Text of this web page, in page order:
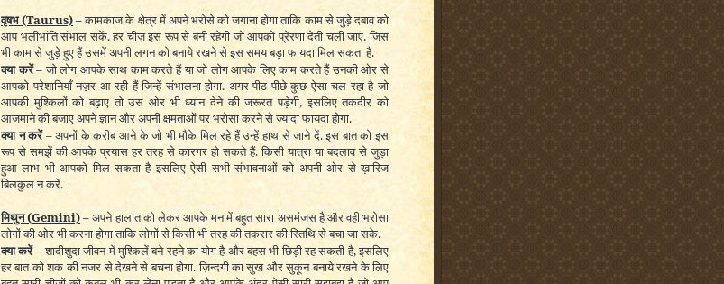
वृषभ(Taurus)–कामकाज के क्षेत्र में अपने भरोसे को जगाना होगा ताकि काम से जुड़े दबाव को
आप भलीभांति संभाल सकें. हर चीज़ इस रूप से बनी रहेगी जो आपको प्रेरणा देती चली जाए. जिस
भी काम से जुड़े हुए हैं उसमें अपनी लगन को बनाये रखने से इस समय बड़ा फायदा मिल सकता है.
क्या करें –जो लोग आपके साथ काम करते हैं या जो लोग आपके लिए काम करते हैं उनकी ओर से
आपको परेशानियाँ नज़र आ रही हैं जिन्हें संभालना होगा. अगर पीठ पीछे कुछ ऐसा चल रहा है जो
आपकी मुश्किलों को बढ़ाए तो उस ओर भी ध्यान देने की जरूरत पड़ेगी, इसलिए तकदीर को
आजमाने की बजाए अपने ज्ञान और अपनी क्षमताओं पर भरोसा करने से ज्यादा फायदा होगा.
क्या न करें –अपनों के करीब आने के जो भी मौके मिल रहे हैं उन्हें हाथ से जाने दें. इस बात को इस
रूप से समझें की आपके प्रयास हर तरह से कारगर हो सकते हैं. किसी यात्रा या बदलाव से जुड़ा
हुआ लाभ भी आपको मिल सकता है इसलिए ऐसी सभी संभावनाओं को अपनी ओर से ख़ारिज
बिलकुल न करें.
मिथुन(Gemini)–अपने हालात को लेकर आपके मन में बहुत सारा असमंजस है और वही भरोसा
लोगों की ओर भी करना होगा ताकि लोगों से किसी भी तरह की तकरार की स्तिथि से बचा जा सके.
क्या करें –शादीशुदा जीवन में मुश्किलें बने रहने का योग है और बहस भी छिड़ी रह सकती है, इसलिए
हर बात को शक की नजर से देखने से बचना होगा. ज़िन्दगी का सुख और सुकून बनाये रखने के लिए